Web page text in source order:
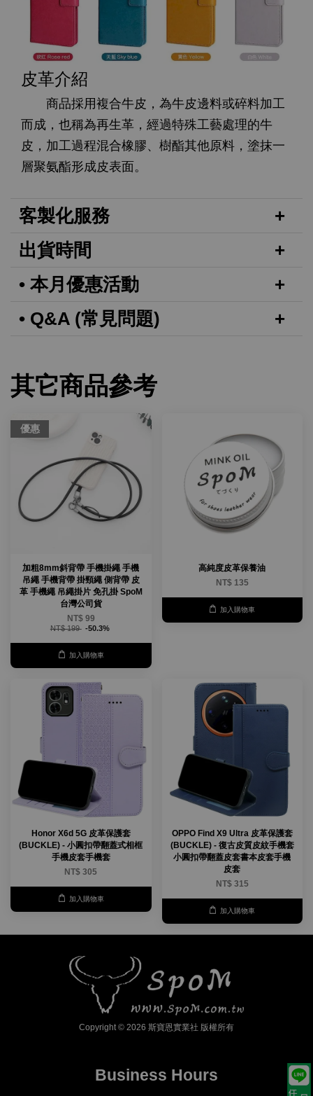
皮革介紹
商品採用複合牛皮，為牛皮邊料或碎料加工
而成，也稱為再生革，經過特殊工藝處理的牛
皮，加工過程混合橡膠、樹酯其他原料，塗抹一
層聚氨酯形成皮表面。
客製化服務
出貨時間
• 本月優惠活動
• Q&A (常見問題)
其它商品參考
優惠
加粗8mm斜背帶 手機掛繩 手機
吊繩 手機背帶 掛頸繩 側背帶 皮
革 手機繩 吊繩掛片 免孔掛 SpoM
台灣公司貨
NT$ 99
NT$ 199 -50.3%
加入購物車
高純度皮革保養油
NT$ 135
加入購物車
Honor X6d 5G 皮革保護套
(BUCKLE) - 小圓扣帶翻蓋式相框
手機皮套手機套
NT$ 305
加入購物車
OPPO Find X9 Ultra 皮革保護套
(BUCKLE) - 復古皮質皮紋手機套
小圓扣帶翻蓋皮套書本皮套手機
皮套
NT$ 315
加入購物車
Copyright © 2026 斯寶恩實業社 版權所有
Business Hours